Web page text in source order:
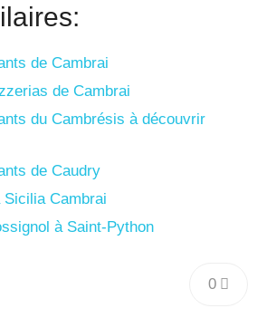
de Cambrai
de Cambrai
du Cambrésis à découvrir
de Caudry
Cambrai
à Saint-Python
0